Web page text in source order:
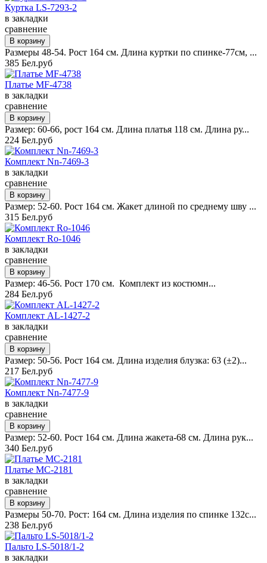
Куртка LS-7293-2
в закладки
сравнение
Размеры 48-54. Рост 164 см. Длина куртки по спинке-77см, ...
385 Бел.руб
Платье MF-4738
в закладки
сравнение
Размер: 60-66, рост 164 см. Длина платья 118 см. Длина ру...
224 Бел.руб
Комплект Nn-7469-3
в закладки
сравнение
Размер: 52-60. Рост 164 см. Жакет длиной по среднему шву ...
315 Бел.руб
Комплект Ro-1046
в закладки
сравнение
Размер: 46-56. Рост 170 см. Комплект из костюмн...
284 Бел.руб
Комплект AL-1427-2
в закладки
сравнение
Размер: 50-56. Рост 164 см. Длина изделия блузка: 63 (±2)...
217 Бел.руб
Комплект Nn-7477-9
в закладки
сравнение
Размер: 52-60. Рост 164 см. Длина жакета-68 см. Длина рук...
340 Бел.руб
Платье MC-2181
в закладки
сравнение
Размеры 50-70. Рост: 164 см. Длина изделия по спинке 132с...
238 Бел.руб
Пальто LS-5018/1-2
в закладки